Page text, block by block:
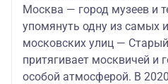
Москва — город музеев и
упомянуть одну из самых
московских улиц —
притягивает москвичей и
особой атмосферой. В